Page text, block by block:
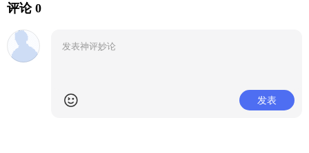
评论 0
发表